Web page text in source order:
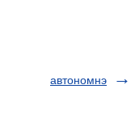
автономнэ